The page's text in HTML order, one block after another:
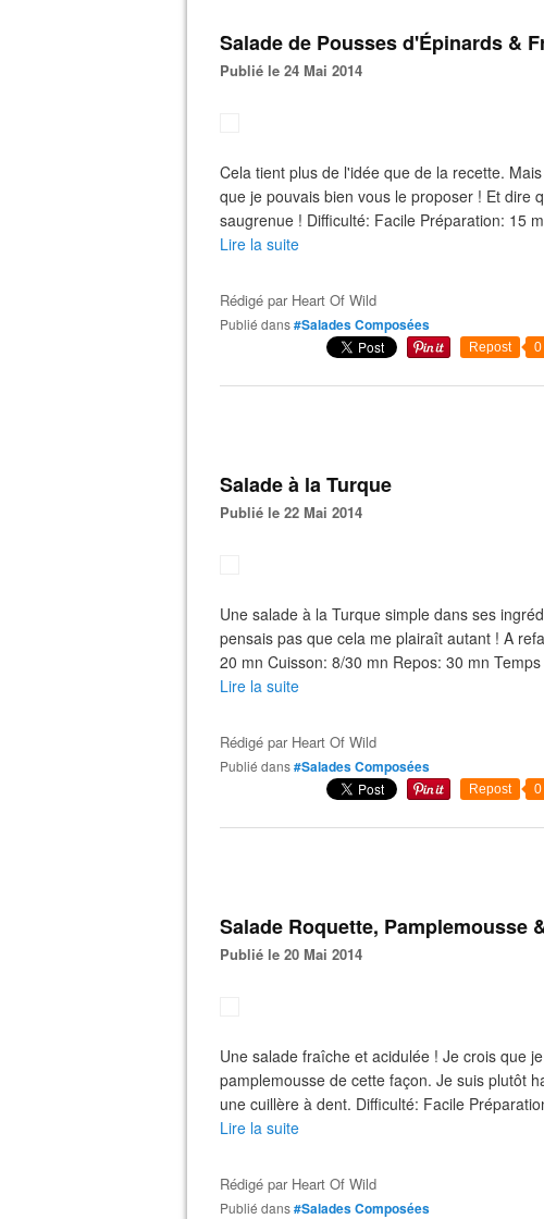
Salade de Pousses d'Épinards &
Publié le 24 Mai 2014
Cela tient plus de l'idée que de la recette.
que je pouvais bien vous le proposer ! Et dire
saugrenue ! Difficulté: Facile Préparation: 15
Lire la suite
Rédigé par Heart Of Wild
Publié dans#Salades Composées
Repost 0
Salade à la Turque
Publié le 22 Mai 2014
Une salade à la Turque simple dans ses
pensais pas que cela me plairaît autant ! A
20 mn Cuisson: 8/30 mn Repos: 30 mn
Lire la suite
Rédigé par Heart Of Wild
Publié dans#Salades Composées
Repost 0
Salade Roquette, Pamplemousse
Publié le 20 Mai 2014
Une salade fraîche et acidulée ! Je crois que
pamplemousse de cette façon. Je suis plutôt
une cuillère à dent. Difficulté: Facile
Lire la suite
Rédigé par Heart Of Wild
Publié dans#Salades Composées